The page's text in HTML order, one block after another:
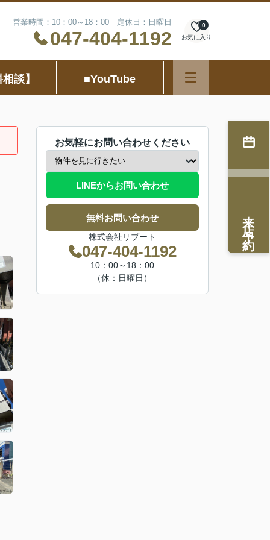
営業時間：10：00～18：00 定休日：日曜日
047-404-1192 お気に入り
0
談】 ■YouTube
お気軽にお問い合わせください
LINEからお問い合わせ
無料お問い合わせ
株式会社リブート
047-404-1192
10：00～18：00
（休：日曜日）
来店予約